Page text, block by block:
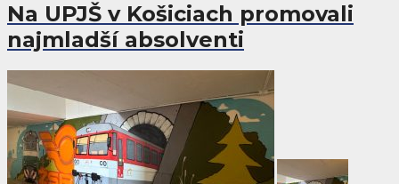
Na UPJŠ v Košiciach promovali
najmladší absolventi